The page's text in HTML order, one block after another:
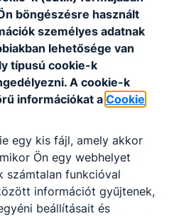
ügyeletet tart
böngészésre használt
személyes adatnak
lehetősége van
típusú cookie-k
A cookie-k
információkat aCookie
egy kis fájl, amely akkor
Ön egy webhelyet
számtalan funkcióval
információt gyűjtenek,
beállításait és